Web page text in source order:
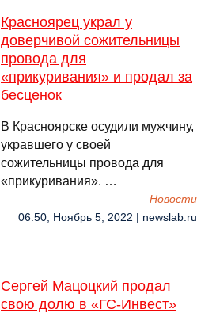
Красноярец украл у
доверчивой сожительницы
провода для
«прикуривания» и продал за
бесценок
В Красноярске осудили мужчину,
укравшего у своей
сожительницы провода для
«прикуривания». …
Новости
06:50, Ноябрь 5, 2022 | newslab.ru
Сергей Мацоцкий продал
свою долю в «ГС-Инвест»